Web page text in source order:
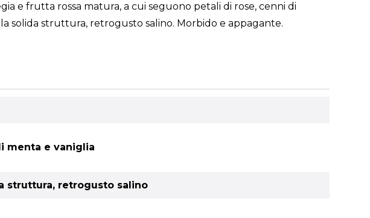
e frutta rossa matura, a cui seguono petali di rose, cenni di
solida struttura, retrogusto salino. Morbido e appagante.
menta e vaniglia
struttura, retrogusto salino